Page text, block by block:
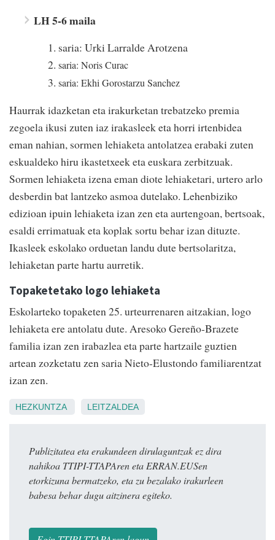
LH 5-6 maila
saria: Urki Larralde Arotzena
saria: Noris Curac
saria: Ekhi Gorostarzu Sanchez
Haurrak idazketan eta irakurketan trebatzeko premia
zegoela ikusi zuten iaz irakasleek eta horri irtenbidea
eman nahian, sormen lehiaketa antolatzea erabaki zuten
eskualdeko hiru ikastetxeek eta euskara zerbitzuak.
Sormen lehiaketa izena eman diote lehiaketari, urtero arlo
desberdin bat lantzeko asmoa dutelako. Lehenbiziko
edizioan ipuin lehiaketa izan zen eta aurtengoan, bertsoak,
esaldi errimatuak eta koplak sortu behar izan dituzte.
Ikasleek eskolako orduetan landu dute bertsolaritza,
lehiaketan parte hartu aurretik.
Topaketetako logo lehiaketa
Eskolarteko topaketen 25. urteurrenaren aitzakian, logo
lehiaketa ere antolatu dute. Aresoko Gereño-Brazete
familia izan zen irabazlea eta parte hartzaile guztien
artean zozketatu zen saria Nieto-Elustondo familiarentzat
izan zen.
HEZKUNTZA LEITZALDEA
Publizitatea eta erakundeen dirulaguntzak ez dira
nahikoa TTIPI-TTAPAren eta ERRAN.EUSen
etorkizuna bermatzeko, eta zu bezalako irakurleen
babesa behar dugu aitzinera egiteko.